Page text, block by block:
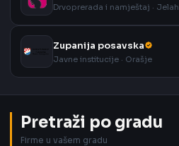
Drvoprerada i namještaj · Jelah
Zupanija posavska
Javne institucije · Orašje
Pretraži po gradu
Firme u vašem gradu